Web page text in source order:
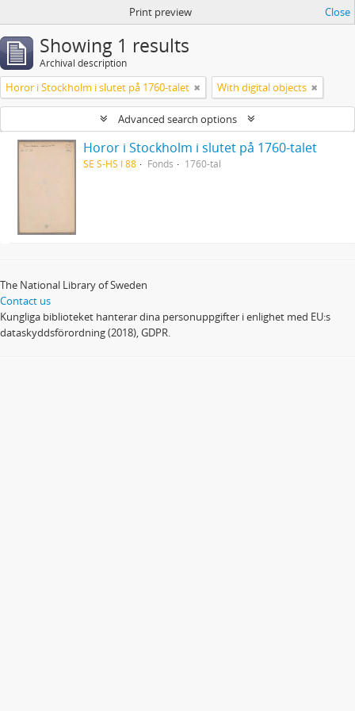
Print preview Close
Showing 1 results
Archival description
Horor i Stockholm i slutet på 1760-talet With digital objects
Advanced search options
Horor i Stockholm i slutet på 1760-talet
SE S-HS I 88 Fonds 1760-tal
The National Library of Sweden
Contact us
Kungliga biblioteket hanterar dina personuppgifter i enlighet med EU:s
dataskyddsförordning (2018), GDPR.